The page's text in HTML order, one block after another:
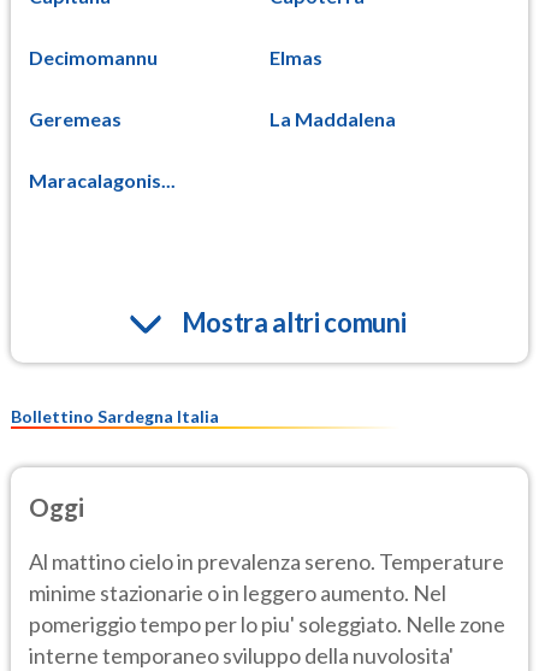
Decimomannu Elmas
Geremeas La Maddalena
Maracalagonis...
Mostra altri comuni
Bollettino Sardegna Italia
Oggi
Al mattino cielo in prevalenza sereno. Temperature
minime stazionarie o in leggero aumento. Nel
pomeriggio tempo per lo piu' soleggiato. Nelle zone
interne temporaneo sviluppo della nuvolosita'